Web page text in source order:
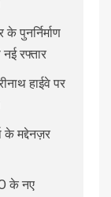
पुनर्निर्माण
रफ्तार
हाईवे पर
के मद्देनज़र
के नए